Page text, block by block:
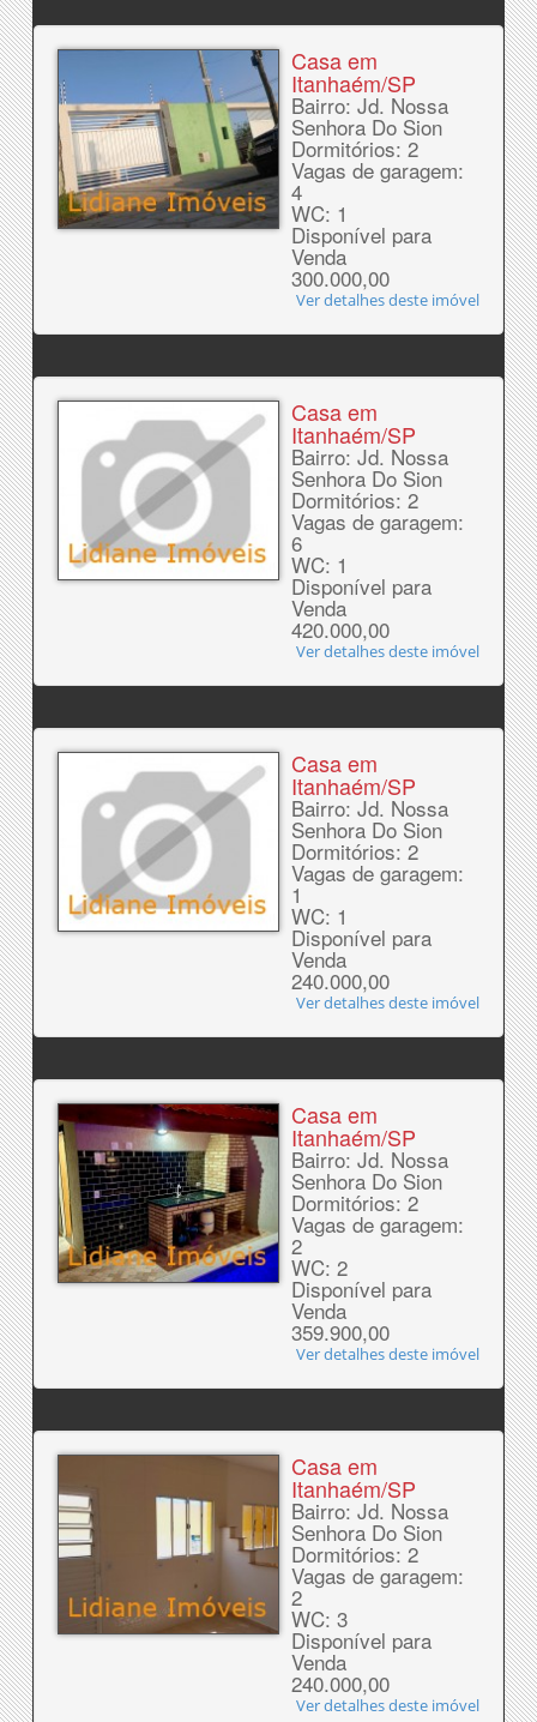
Casa em
Itanhaém/SP
Bairro: Jd. Nossa
Senhora Do Sion
Dormitórios: 2
Vagas de garagem:
4
WC: 1
Disponível para
Venda
300.000,00
Ver detalhes deste imóvel
Casa em
Itanhaém/SP
Bairro: Jd. Nossa
Senhora Do Sion
Dormitórios: 2
Vagas de garagem:
6
WC: 1
Disponível para
Venda
420.000,00
Ver detalhes deste imóvel
Casa em
Itanhaém/SP
Bairro: Jd. Nossa
Senhora Do Sion
Dormitórios: 2
Vagas de garagem:
1
WC: 1
Disponível para
Venda
240.000,00
Ver detalhes deste imóvel
Casa em
Itanhaém/SP
Bairro: Jd. Nossa
Senhora Do Sion
Dormitórios: 2
Vagas de garagem:
2
WC: 2
Disponível para
Venda
359.900,00
Ver detalhes deste imóvel
Casa em
Itanhaém/SP
Bairro: Jd. Nossa
Senhora Do Sion
Dormitórios: 2
Vagas de garagem:
2
WC: 3
Disponível para
Venda
240.000,00
Ver detalhes deste imóvel